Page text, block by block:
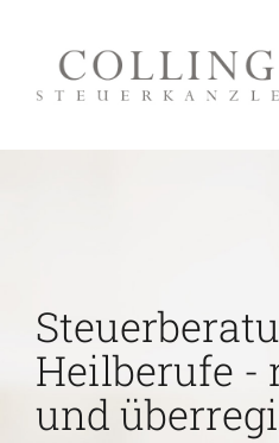
content
Region Rhein-Neckar
Aktuelles &
Heilberufe -
und